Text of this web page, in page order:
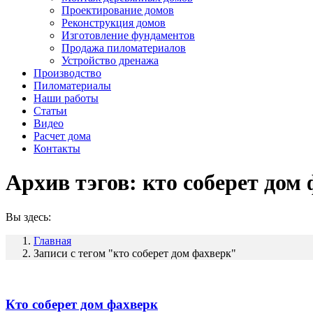
Проектирование домов
Реконструкция домов
Изготовление фундаментов
Продажа пиломатериалов
Устройство дренажа
Производство
Пиломатериалы
Наши работы
Статьи
Видео
Расчет дома
Контакты
Архив тэгов: кто соберет дом
Вы здесь:
Главная
Записи с тегом "кто соберет дом фахверк"
Кто соберет дом фахверк